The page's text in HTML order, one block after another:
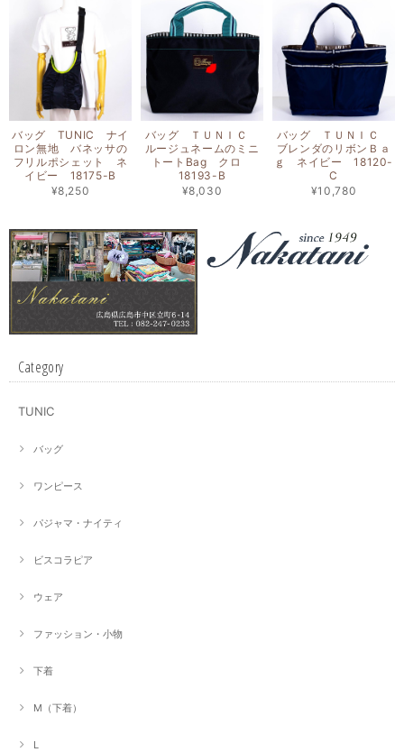
バッグ TUNIC ナイ
ロン無地 バネッサの
フリルポシェット ネ
イビー 18175-B
¥8,250
バッグ ＴＵＮＩＣ
ルージュネームのミニ
トートBag クロ
18193-B
¥8,030
バッグ ＴＵＮＩＣ
ブレンダのリボンＢａ
ｇ ネイビー 18120-
C
¥10,780
Category
TUNIC
バッグ
ワンピース
パジャマ・ナイティ
ビスコラピア
ウェア
ファッション・小物
下着
M（下着）
L